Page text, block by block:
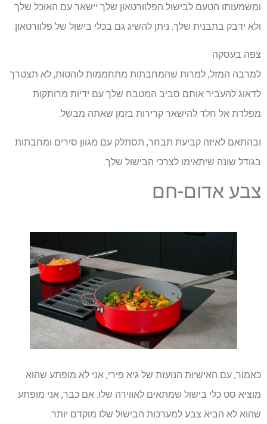
ומשמעותו הטעם לבישול הפלוורטאון שלך יישאר עם האוכל שלך
ולא ידבק בתבנית שלך. ניתן להשיג גם בכלי בישול של פלוורטאון.
צפה בעסקה
למרבה המזל, למרות שהמחבתות מתחממות לוהטות, לא תצטרך
לדאוג להעביר אותם סביב המטבח שלך עם ידיות מרותקות
מפלדת אל חלד להישאר קרירות בזמן שאתה מבשל.
ובהתאם לאיזה קביעת תבחר, תסתלק עם מגוון סירים ומחבתות
בגודל שונה שיתאימו לצרכי הבישול שלך.
צבע אדום-חם
כאמור, עם האישיות הנועזת של גיא פירי, אני לא מופתע שהוא
מוציא סט כלי בישול שמתאים לאווירה שלו. אם כבר, אני מופתע
שהוא לא הביא צבע למערכות הבישול שלו מוקדם יותר.